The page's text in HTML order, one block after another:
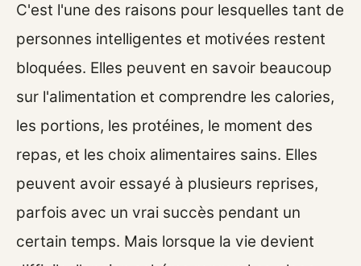
C'est l'une des raisons pour lesquelles tant de
personnes intelligentes et motivées restent
bloquées. Elles peuvent en savoir beaucoup
sur l'alimentation et comprendre les calories,
les portions, les protéines, le moment des
repas, et les choix alimentaires sains. Elles
peuvent avoir essayé à plusieurs reprises,
parfois avec un vrai succès pendant un
certain temps. Mais lorsque la vie devient